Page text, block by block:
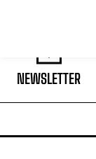
NEWSLETTER